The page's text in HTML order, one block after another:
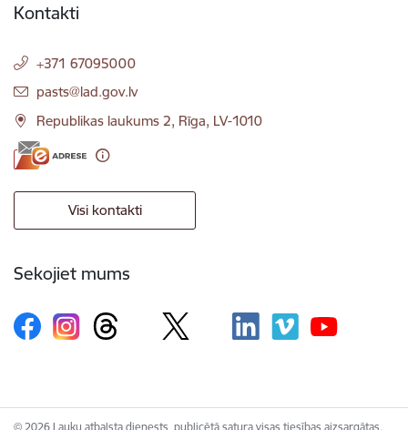
Kontakti
+371 67095000
E-pasts:
pasts@lad.gov.lv
Republikas laukums 2, Rīga, LV-1010
Visi kontakti
Sekojiet mums
© 2026 Lauku atbalsta dienests, publicētā satura visas tiesības aizsargātas.